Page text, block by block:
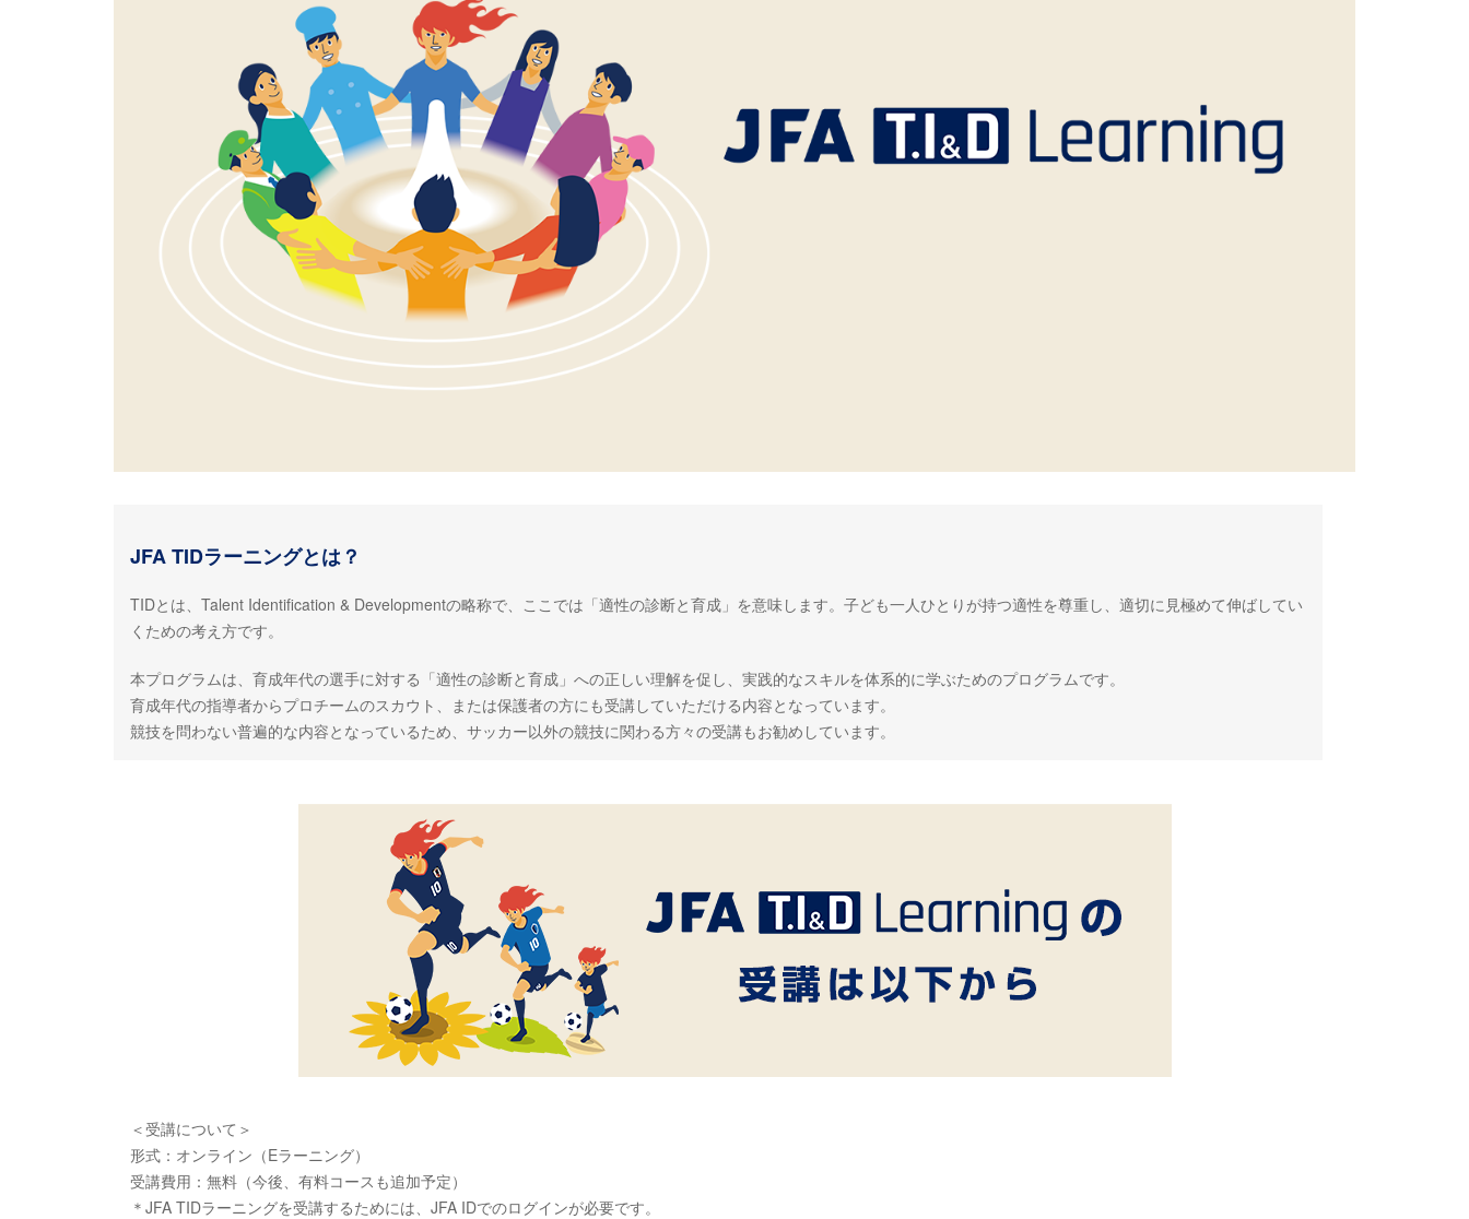
JFA TIDラーニングとは？
TIDとは、Talent Identification & Developmentの略称で、ここでは「適性の診断と育成」を意味します。子ども一人ひとりが持つ適性を尊重し、適切に見極めて伸ばしてい
くための考え方です。
本プログラムは、育成年代の選手に対する「適性の診断と育成」への正しい理解を促し、実践的なスキルを体系的に学ぶためのプログラムです。
育成年代の指導者からプロチームのスカウト、または保護者の方にも受講していただける内容となっています。
競技を問わない普遍的な内容となっているため、サッカー以外の競技に関わる方々の受講もお勧めしています。
＜受講について＞
形式：オンライン（Eラーニング）
受講費用：無料（今後、有料コースも追加予定）
＊JFA TIDラーニングを受講するためには、JFA IDでのログインが必要です。